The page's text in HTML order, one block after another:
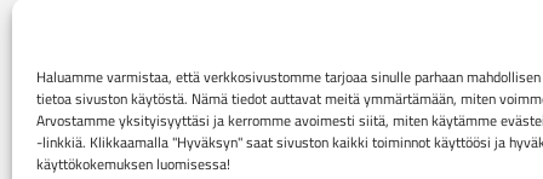
Haluamme varmistaa, että verkkosivustomme tarjoaa sinulle parhaan
tietoa sivuston käytöstä. Nämä tiedot auttavat meitä ymmärtämään, miten
Arvostamme yksityisyyttäsi ja kerromme avoimesti siitä, miten käytämme
-linkkiä. Klikkaamalla "Hyväksyn" saat sivuston kaikki toiminnot käyttöösi ja
käyttökokemuksen luomisessa!
Rekisteri- ja tietosuojaseloste